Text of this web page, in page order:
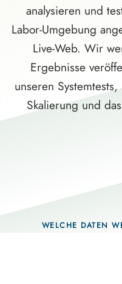
analysieren und
Labor-Umgebung
Live-Web. Wir
Ergebnisse
unseren
Skalierung und
WELCHE DATEN